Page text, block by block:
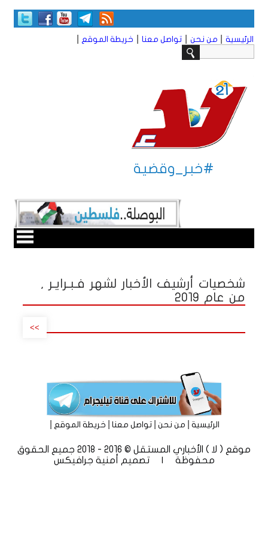
الرئيسية من نحن تواصل معنا خريطة الموقع
#خبر_وقضية
شخصيات أرشيف الأخبار لشهر فـبـرايـر ,
من عام 2019
>>
الرئيسية|من نحن|تواصل معنا|خريطة الموقع
موقع ( لا ) الأخباري المستقل © 2016 - 2018 جميع الحقوق
محفوظة | تصميم
أمنية جرافيكس